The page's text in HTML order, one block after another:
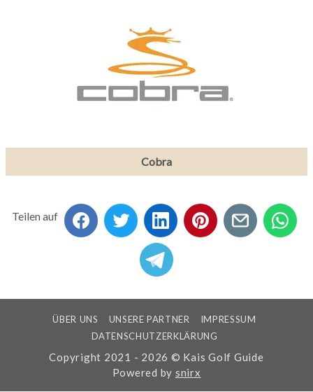
Cobra
Teilen auf
ÜBER UNS UNSERE PARTNER
IMPRESSUM
DATENSCHUTZERKLÄRUNG
Copyright 2021 - 2026 © Kais Golf Guide
Powered by snirx